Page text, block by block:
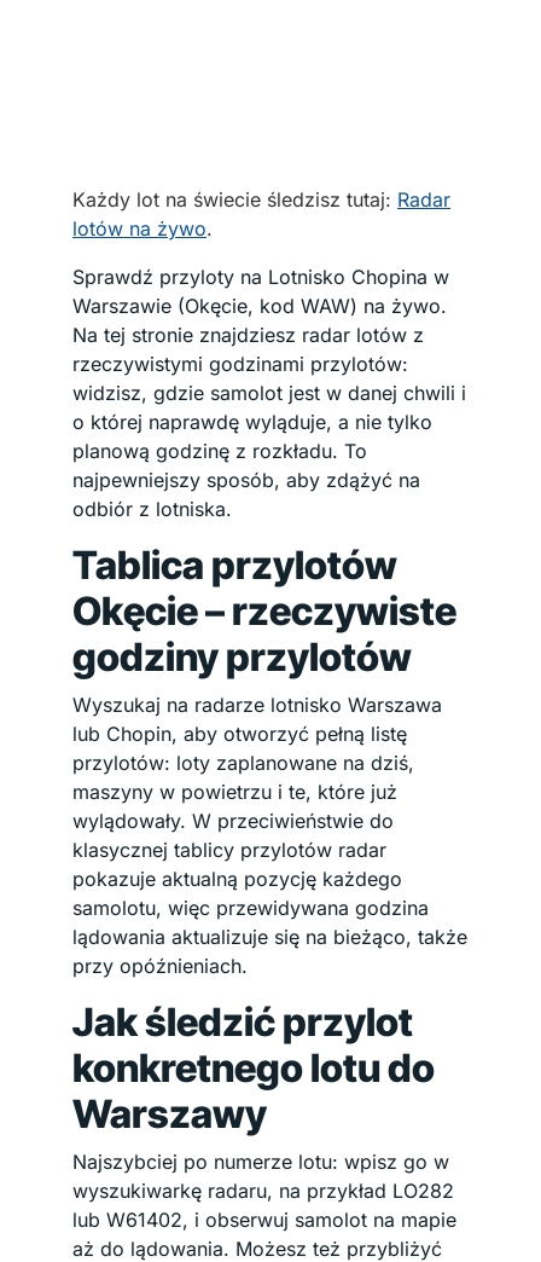
Każdy lot na świecie śledzisz tutaj: Radar
lotów na żywo.
Sprawdź przyloty na Lotnisko Chopina w
Warszawie (Okęcie, kod WAW) na żywo.
Na tej stronie znajdziesz radar lotów z
rzeczywistymi godzinami przylotów:
widzisz, gdzie samolot jest w danej chwili i
o której naprawdę wyląduje, a nie tylko
planową godzinę z rozkładu. To
najpewniejszy sposób, aby zdążyć na
odbiór z lotniska.
Tablica przylotów
Okęcie – rzeczywiste
godziny przylotów
Wyszukaj na radarze lotnisko Warszawa
lub Chopin, aby otworzyć pełną listę
przylotów: loty zaplanowane na dziś,
maszyny w powietrzu i te, które już
wylądowały. W przeciwieństwie do
klasycznej tablicy przylotów radar
pokazuje aktualną pozycję każdego
samolotu, więc przewidywana godzina
lądowania aktualizuje się na bieżąco, także
przy opóźnieniach.
Jak śledzić przylot
konkretnego lotu do
Warszawy
Najszybciej po numerze lotu: wpisz go w
wyszukiwarkę radaru, na przykład LO282
lub W61402, i obserwuj samolot na mapie
aż do lądowania. Możesz też przybliżyć